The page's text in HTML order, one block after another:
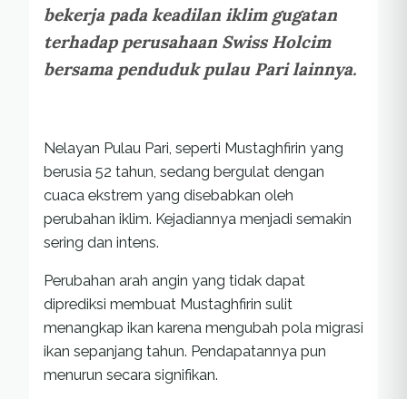
bekerja pada keadilan iklim gugatan
terhadap perusahaan Swiss Holcim
bersama penduduk pulau Pari lainnya.
Nelayan Pulau Pari, seperti Mustaghfirin yang
berusia 52 tahun, sedang bergulat dengan
cuaca ekstrem yang disebabkan oleh
perubahan iklim. Kejadiannya menjadi semakin
sering dan intens.
Perubahan arah angin yang tidak dapat
diprediksi membuat Mustaghfirin sulit
menangkap ikan karena mengubah pola migrasi
ikan sepanjang tahun. Pendapatannya pun
menurun secara signifikan.